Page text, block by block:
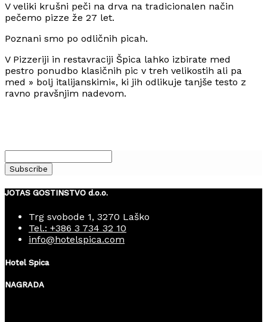
V veliki krušni peči na drva na tradicionalen način
pečemo pizze že 27 let.
Poznani smo po odličnih picah.
V Pizzeriji in restavraciji Špica lahko izbirate med
pestro ponudbo klasičnih pic v treh velikostih ali pa
med » bolj italijanskimi«, ki jih odlikuje tanjše testo z
ravno pravšnjim nadevom.
JOTAS GOSTINSTVO d.o.o.
Trg svobode 1, 3270 Laško
Tel.: +386 3 734 32 10
info@hotelspica.com
Hotel Spica
NAGRADA